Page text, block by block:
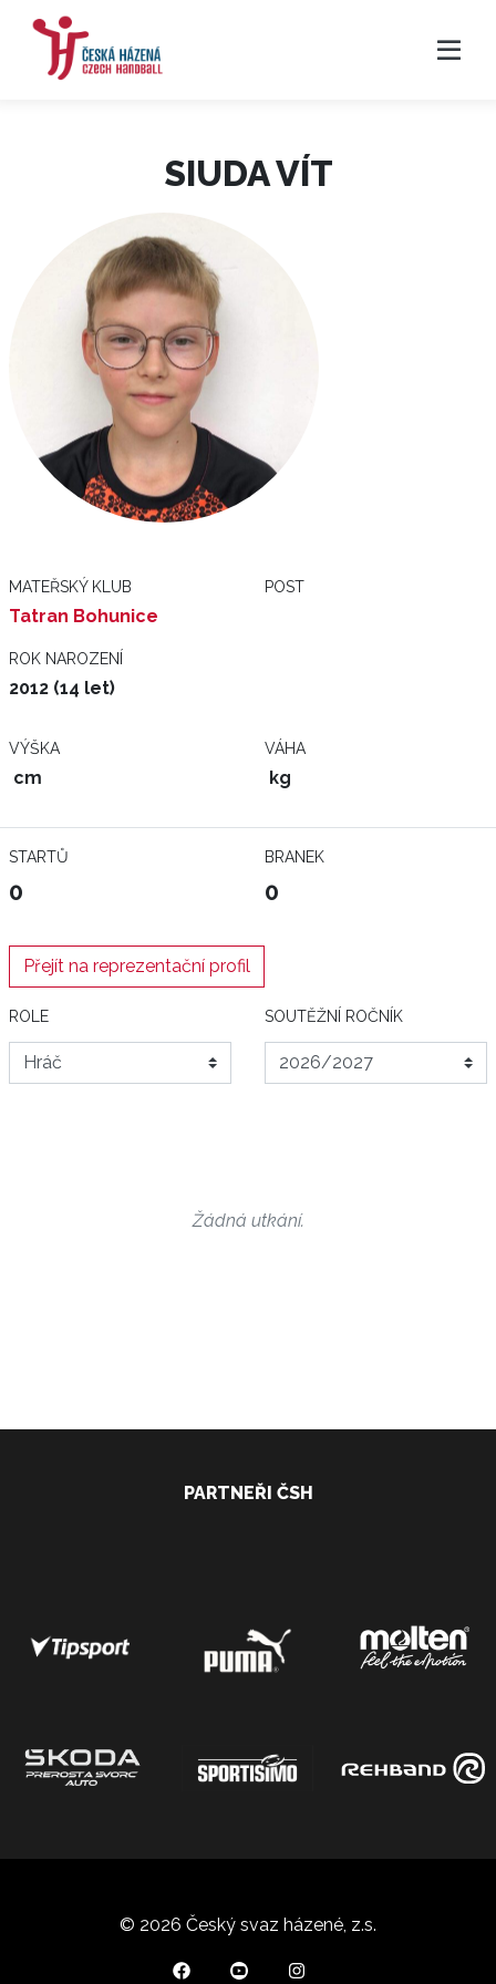
SIUDA VÍT
MATEŘSKÝ KLUB
Tatran Bohunice
POST
ROK NAROZENÍ
2012 (14 let)
VÝŠKA
cm
VÁHA
kg
STARTŮ
0
BRANEK
0
Přejít na reprezentační profil
ROLE SOUTĚŽNÍ ROČNÍK
Žádná utkání.
PARTNEŘI ČSH
© 2026 Český svaz házené, z.s.